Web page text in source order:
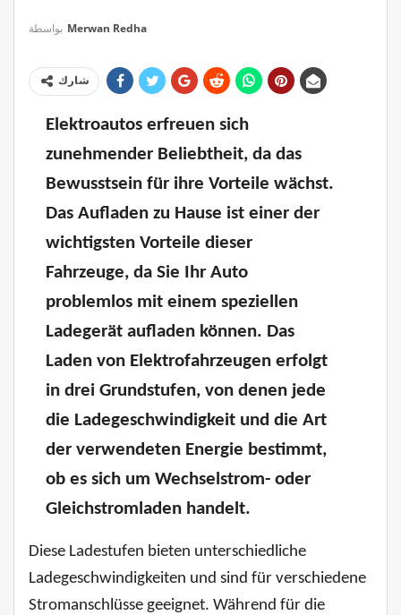
Merwan Redha
شارك
Elektroautos erfreuen sich
zunehmender Beliebtheit, da das
Bewusstsein für ihre Vorteile wächst.
Das Aufladen zu Hause ist einer der
wichtigsten Vorteile dieser
Fahrzeuge, da Sie Ihr Auto
problemlos mit einem speziellen
Ladegerät aufladen können. Das
Laden von Elektrofahrzeugen erfolgt
in drei Grundstufen, von denen jede
die Ladegeschwindigkeit und die Art
der verwendeten Energie bestimmt,
ob es sich um Wechselstrom- oder
Gleichstromladen handelt.
Diese Ladestufen bieten unterschiedliche
Ladegeschwindigkeiten und sind für verschiedene
Stromanschlüsse geeignet. Während für die